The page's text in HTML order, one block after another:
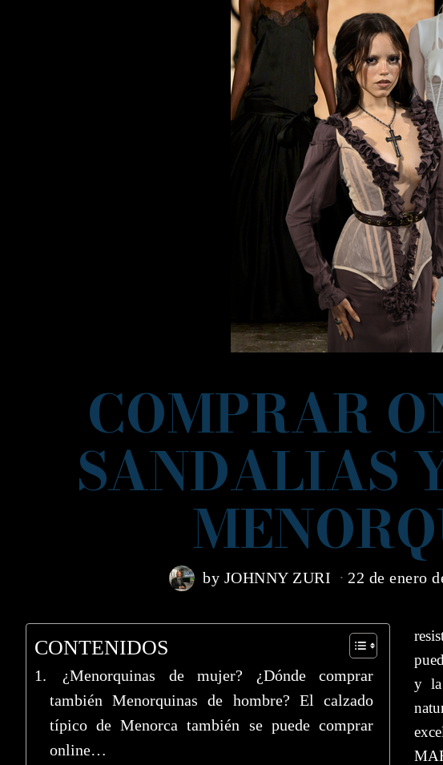
COMPRAR
SANDALIAS
by JOHNNY ZURI 22 de enero
CONTENIDOS
¿Menorquinas de mujer? ¿Dónde comprar
también Menorquinas de hombre? El calzado
típico de Menorca también se puede comprar
online…
y la